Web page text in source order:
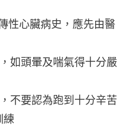
性心臟病史，應先由醫
如頭暈及喘氣得十分嚴
不要認為跑到十分辛苦
練